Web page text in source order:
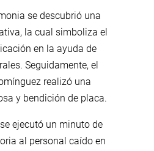
se descubrió una
la cual simboliza el
en la ayuda de
Seguidamente, el
realizó una
y bendición de placa.
ejecutó un minuto de
al personal caído en